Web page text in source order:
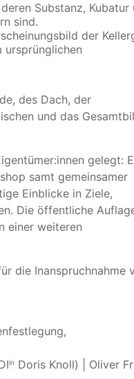
Substanz, Kubatur
sind.
der
ursprünglichen
des Dach, der
und das
gelegt:
samt gemeinsamer
Einblicke in Ziele,
Die öffentliche
einer weiteren
die Inanspruchnahme
in Doris Knoll) | Oliver